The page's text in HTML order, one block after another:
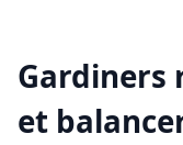
Gardiners
et